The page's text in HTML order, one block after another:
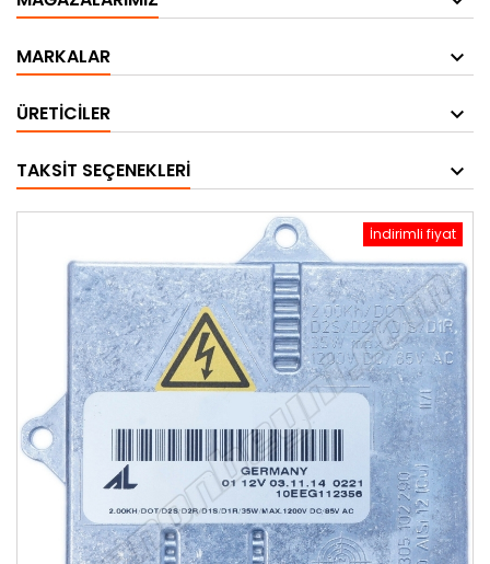
MARKALAR
ÜRETICILER
TAKSIT SEÇENEKLERI
İndirimli fiyat